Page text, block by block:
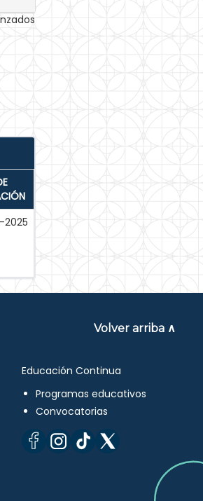
Volver arriba ∧
Educación Continua
Programas educativos
Convocatorias